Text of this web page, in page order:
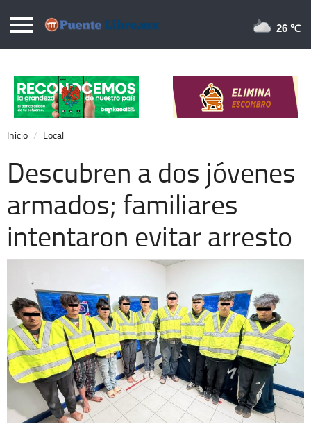
Puentelibre.mx
Local
Nacional
Opinión
Cronos
Economía
Espectáculos
Extra +
26 ℃
Inicio Local
Descubren a dos jóvenes
armados; familiares
intentaron evitar arresto